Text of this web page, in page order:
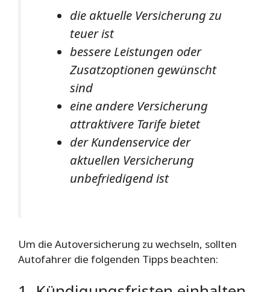
die aktuelle Versicherung zu
teuer ist
bessere Leistungen oder
Zusatzoptionen gewünscht
sind
eine andere Versicherung
attraktivere Tarife bietet
der Kundenservice der
aktuellen Versicherung
unbefriedigend ist
Um die Autoversicherung zu wechseln, sollten
Autofahrer die folgenden Tipps beachten: